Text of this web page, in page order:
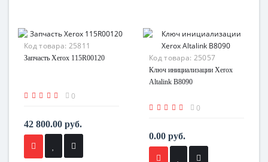
Код товара: 25811
Запчасть Xerox 115R00120
0
42 800.00 руб.
Код товара: 25057
Ключ инициализации Xerox
Altalink B8090
0
0.00 руб.